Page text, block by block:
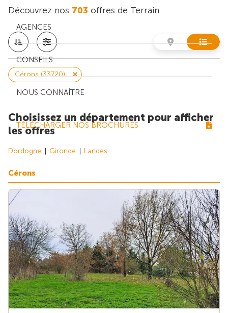
AGENCES
CONSEILS
NOUS CONNAÎTRE
TÉLÉCHARGER NOS BROCHURES
Découvrez nos703offres de Terrain
Cérons (33720)
Choisissez un département pour afficher
les offres
Dordogne Gironde Landes
Cérons